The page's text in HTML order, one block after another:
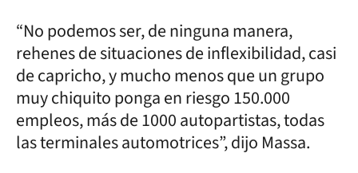
“No podemos ser, de ninguna manera,
rehenes de situaciones de inflexibilidad, casi
de capricho, y mucho menos que un grupo
muy chiquito ponga en riesgo 150.000
empleos, más de 1000 autopartistas, todas
las terminales automotrices”, dijo Massa.